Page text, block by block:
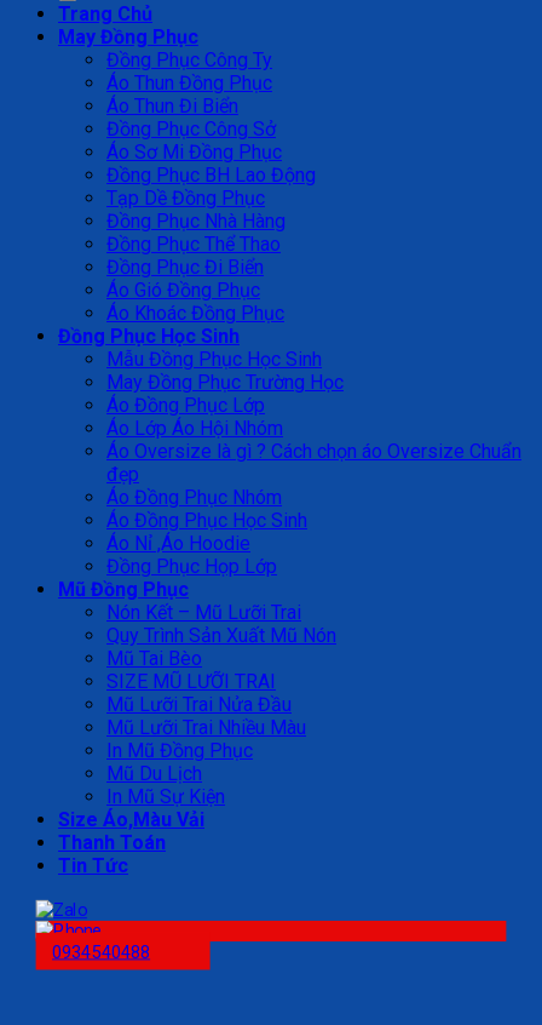
Trang Chủ
May Đồng Phục
Đồng Phục Công Ty
Áo Thun Đồng Phục
Áo Thun Đi Biển
Đồng Phục Công Sở
Áo Sơ Mi Đồng Phục
Đồng Phục BH Lao Động
Tạp Dề Đồng Phục
Đồng Phục Nhà Hàng
Đồng Phục Thể Thao
Đồng Phục Đi Biển
Áo Gió Đồng Phục
Áo Khoác Đồng Phục
Đồng Phục Học Sinh
Mẫu Đồng Phục Học Sinh
May Đồng Phục Trường Học
Áo Đồng Phục Lớp
Áo Lớp Áo Hội Nhóm
Áo Oversize là gì ? Cách chọn áo Oversize Chuẩn
đẹp
Áo Đồng Phục Nhóm
Áo Đồng Phục Học Sinh
Áo Nỉ ,Áo Hoodie
Đồng Phục Họp Lớp
Mũ Đồng Phục
Nón Kết – Mũ Lưỡi Trai
Quy Trình Sản Xuất Mũ Nón
Mũ Tai Bèo
SIZE MŨ LƯỠI TRAI
Mũ Lưỡi Trai Nửa Đầu
Mũ Lưỡi Trai Nhiều Màu
In Mũ Đồng Phục
Mũ Du Lịch
In Mũ Sự Kiện
Size Áo,Màu Vải
Thanh Toán
Tin Tức
0934540488